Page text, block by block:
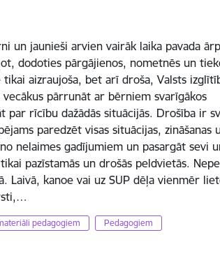
un jaunieši arvien vairāk laika pavada
dodoties pārgājienos, nometnēs un
aizraujoša, bet arī droša, Valsts
pārrunāt ar bērniem svarīgākos
par rīcību dažādās situācijās. Drošība ir
paredzēt visas situācijas, zināšanas
nelaimes gadījumiem un pasargāt sevi
pazīstamās un drošās peldvietās.
Laivā, kanoe vai uz SUP dēļa vienmēr
pedagogiem Pedagogiem